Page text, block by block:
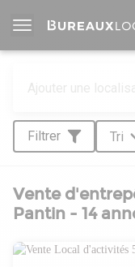
Filtrer Tri
Vente
Pantin - 14